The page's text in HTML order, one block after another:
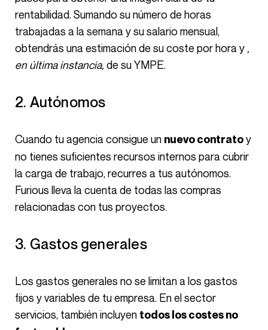
rentabilidad. Sumando su número de horas
trabajadas a la semana y su salario mensual,
obtendrás una estimación de su coste por hora y ,
en última instancia, de su YMPE.
2. Autónomos
Cuando tu agencia consigue un nuevo contratoy
no tienes suficientes recursos internos para cubrir
la carga de trabajo, recurres a tus autónomos.
Furious lleva la cuenta de todas las compras
relacionadas con tus proyectos.
3. Gastos generales
Los gastos generales no se limitan a los gastos
fijos y variables de tu empresa. En el sector
servicios, también incluyen todos los costes no